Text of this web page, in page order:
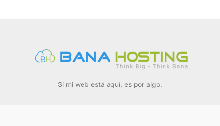
Si mi web está aquí, es por algo.